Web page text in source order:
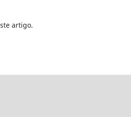
artigo.